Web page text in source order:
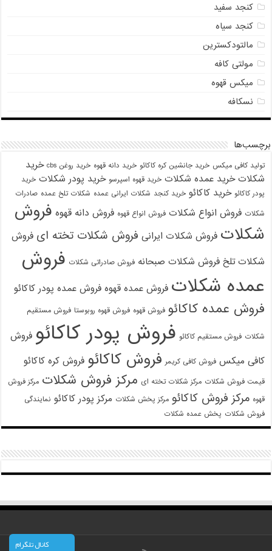
کنجد سفید
کنجد سیاه
مالتودکسترین
مولتی کافه
میکس قهوه
نسکافه
برچسب‌ها
تولید کافی میکس خرید جانشین کره کاکائو خرید دانه قهوه خرید روغن cbs
خرید
شکلات خرید عمده شکلات خرید قهوه اسپرسو خرید پودر شکلات خرید
پودر کاکائو خرید کاکائو خرید کنجد شکلات ایرانی عمده شکلات تلخ عمده صادرات
شکلات فروش انواع شکلات فروش انواع قهوه فروش دانه قهوه فروش
شکلات فروش شکلات ایرانی فروش شکلات تخته ای فروش
شکلات تلخ فروش شکلات صبحانه فروش صادراتی شکلات فروش
عمده شکلات فروش عمده قهوه فروش عمده پودر کاکائو
فروش عمده کاکائو فروش قهوه فروش قهوه روبوستا فروش مستقیم
شکلات فروش مستقیم کاکائو فروش پودر کاکائو فروش
کافی میکس فروش کافی کریمر فروش کاکائو فروش کره کاکائو
قیمت فروش شکلات مرکز شکلات تخته ای مرکز فروش شکلات مرکز فروش
قهوه مرکز فروش کاکائو مرکز پخش شکلات مرکز پودر کاکائو نمایندگی
فروش شکلات پخش عمده شکلات
کانال تلگرام